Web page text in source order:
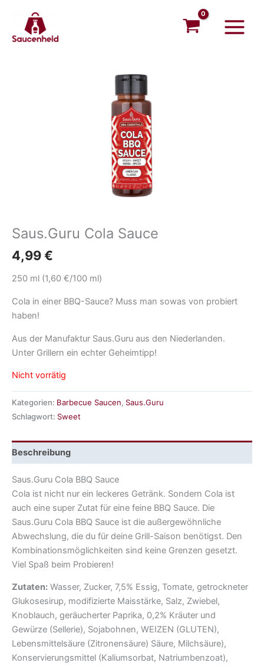
springen
Menu
Saus.Guru Cola Sauce
4,99€
250 ml (1,60 €/100 ml)
Cola in einer BBQ-Sauce? Muss man sowas von probiert
haben!
Aus der Manufaktur Saus.Guru aus den Niederlanden.
Unter Grillern ein echter Geheimtipp!
Nicht vorrätig
Kategorien: Barbecue Saucen, Saus.Guru
Schlagwort: Sweet
Beschreibung
Saus.Guru Cola BBQ Sauce
Cola ist nicht nur ein leckeres Getränk. Sondern Cola ist
auch eine super Zutat für eine feine BBQ Sauce. Die
Saus.Guru Cola BBQ Sauce ist die außergewöhnliche
Abwechslung, die du für deine Grill-Saison benötigst. Den
Kombinationsmöglichkeiten sind keine Grenzen gesetzt.
Viel Spaß beim Probieren!
Zutaten: Wasser, Zucker, 7,5% Essig, Tomate, getrockneter
Glukosesirup, modifizierte Maisstärke, Salz, Zwiebel,
Knoblauch, geräucherter Paprika, 0,2% Kräuter und
Gewürze (Sellerie), Sojabohnen, WEIZEN (GLUTEN),
Lebensmittelsäure (Zitronensäure) Säure, Milchsäure),
Konservierungsmittel (Kaliumsorbat, Natriumbenzoat),